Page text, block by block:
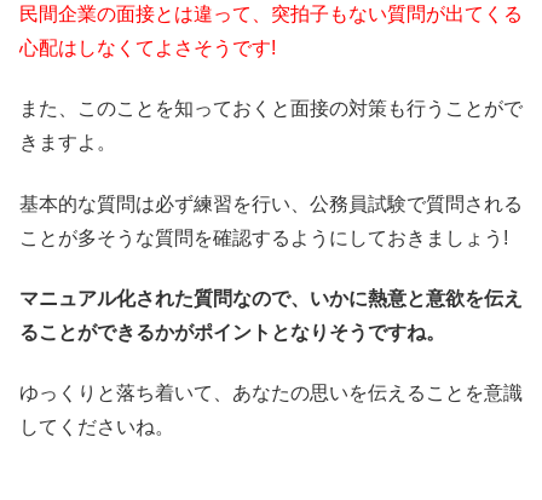
民間企業の面接とは違って、突拍子もない質問が出てくる
心配はしなくてよさそうです!
また、このことを知っておくと面接の対策も行うことがで
きますよ。
基本的な質問は必ず練習を行い、公務員試験で質問される
ことが多そうな質問を確認するようにしておきましょう!
マニュアル化された質問なので、いかに熱意と意欲を伝え
ることができるかがポイントとなりそうですね。
ゆっくりと落ち着いて、あなたの思いを伝えることを意識
してくださいね。